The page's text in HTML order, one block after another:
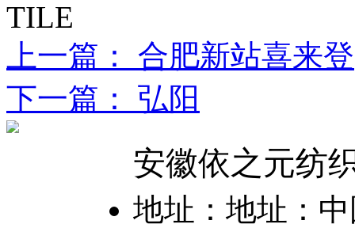
上一篇： 合肥新站喜来登
下一篇： 弘阳
安徽依之元纺
地址：地址：